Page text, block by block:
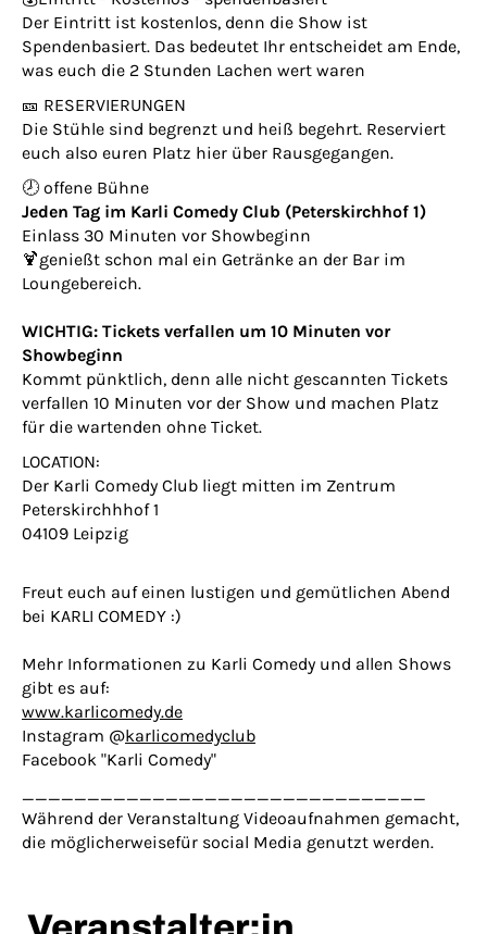
Der Eintritt ist kostenlos, denn die Show ist
Spendenbasiert. Das bedeutet Ihr entscheidet am Ende,
was euch die 2 Stunden Lachen wert waren
🎫 RESERVIERUNGEN
Die Stühle sind begrenzt und heiß begehrt. Reserviert
euch also euren Platz hier über Rausgegangen.
🕗 offene Bühne
Jeden Tag im Karli Comedy Club (Peterskirchhof 1)
Einlass 30 Minuten vor Showbeginn
🍹genießt schon mal ein Getränke an der Bar im
Loungebereich.
WICHTIG: Tickets verfallen um 10 Minuten vor
Showbeginn
Kommt pünktlich, denn alle nicht gescannten Tickets
verfallen 10 Minuten vor der Show und machen Platz
für die wartenden ohne Ticket.
LOCATION:
Der Karli Comedy Club liegt mitten im Zentrum
Peterskirchhhof 1
04109 Leipzig
Freut euch auf einen lustigen und gemütlichen Abend
bei KARLI COMEDY :)
Mehr Informationen zu Karli Comedy und allen Shows
gibt es auf:
www.karlicomedy.de
Instagram @karlicomedyclub
Facebook "Karli Comedy"
_______________________________
Während der Veranstaltung Videoaufnahmen gemacht,
die möglicherweisefür social Media genutzt werden.